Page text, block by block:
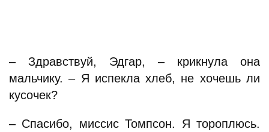
– Здравствуй, Эдгар, – крикнула она
мальчику. – Я испекла хлеб, не хочешь ли
кусочек?
– Спасибо, миссис Томпсон. Я тороплюсь.